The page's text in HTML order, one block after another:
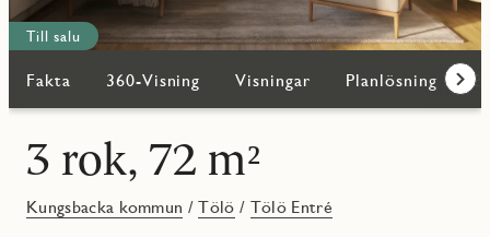
Till salu
Fakta 360-Visning Visningar Planlösning
3 rok, 72 m²
Kungsbacka kommun /Tölö / Tölö Entré